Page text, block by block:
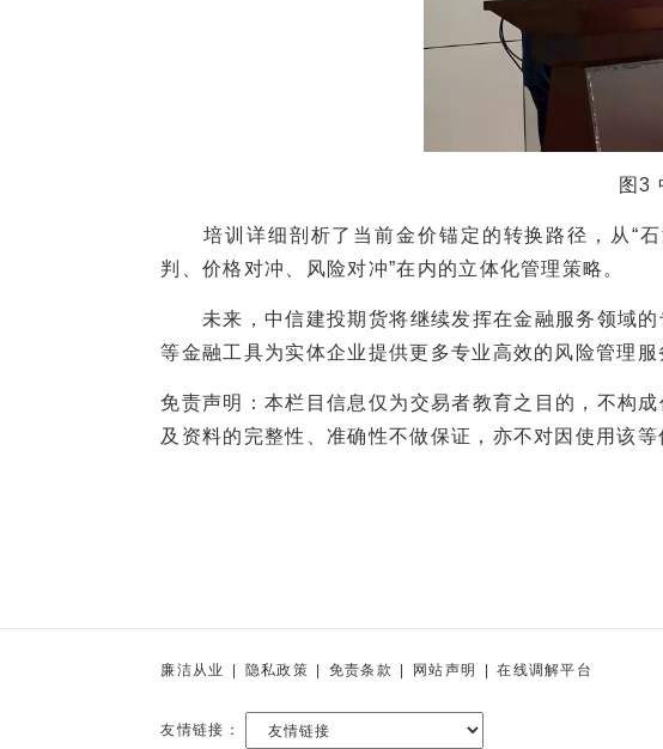
图3
培训详细剖析了当前金价锚定的转换路径，从“石
判、价格对冲、风险对冲”在内的立体化管理策略。
未来，中信建投期货将继续发挥在金融服务领域的
等金融工具为实体企业提供更多专业高效的风险管理
免责声明：本栏目信息仅为交易者教育之目的，不构
及资料的完整性、准确性不做保证，亦不对因使用该
廉洁从业 | 隐私政策 | 免责条款 | 网站声明 | 在线调解平台
友情链接：